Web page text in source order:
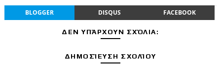
BLOGGER DISQUS FACEBOOK
ΔΕΝ ΥΠΆΡΧΟΥΝ ΣΧΌΛΙΑ:
ΔΗΜΟΣΊΕΥΣΗ ΣΧΟΛΊΟΥ